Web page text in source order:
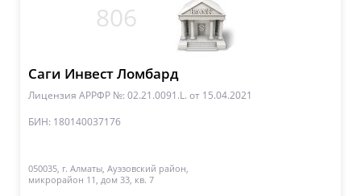
806
Саги Инвест Ломбард
Лицензия АРРФР №: 02.21.0091.L. от 15.04.2021
БИН: 180140037176
050035, г. Алматы, Ауэзовский район,
микрорайон 11, дом 33, кв. 7